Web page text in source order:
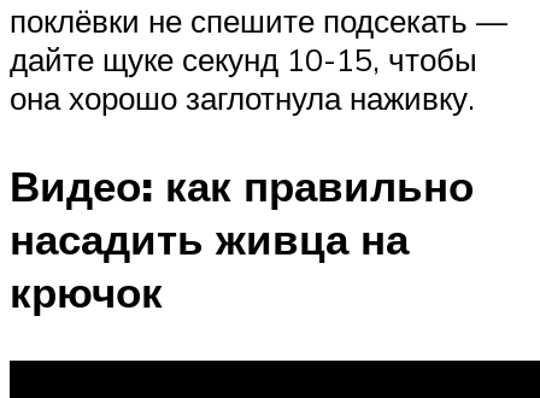
поклёвки не спешите подсекать —
дайте щуке секунд 10-15, чтобы
она хорошо заглотнула наживку.
Видео: как правильно
насадить живца на
крючок